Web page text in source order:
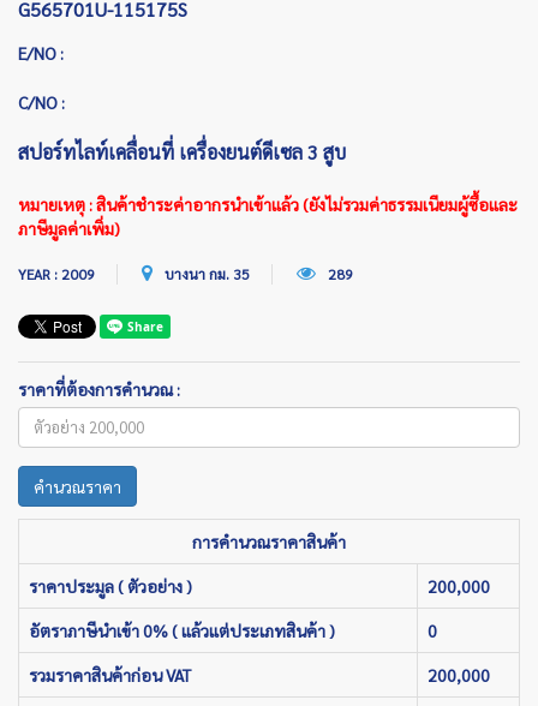
G565701U-115175S
E/NO :
C/NO :
สปอร์ทไลท์เคลื่อนที่ เครื่องยนต์ดีเซล 3 สูบ
หมายเหตุ : สินค้าชำระค่าอากรนำเข้าแล้ว (ยังไม่รวมค่าธรรมเนียมผู้ซื้อและ
ภาษีมูลค่าเพิ่ม)
YEAR : 2009 บางนา กม. 35 289
ราคาที่ต้องการคำนวณ :
คำนวณราคา
การคำนวณราคาสินค้า
ราคาประมูล ( ตัวอย่าง ) 200,000
อัตราภาษีนำเข้า 0% ( แล้วแต่ประเภทสินค้า ) 0
รวมราคาสินค้าก่อน VAT 200,000